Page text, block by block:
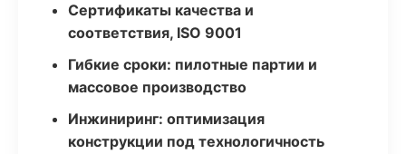
Сертификаты качества и
соответствия, ISO 9001
Гибкие сроки: пилотные партии и
массовое производство
Инжиниринг: оптимизация
конструкции под технологичность